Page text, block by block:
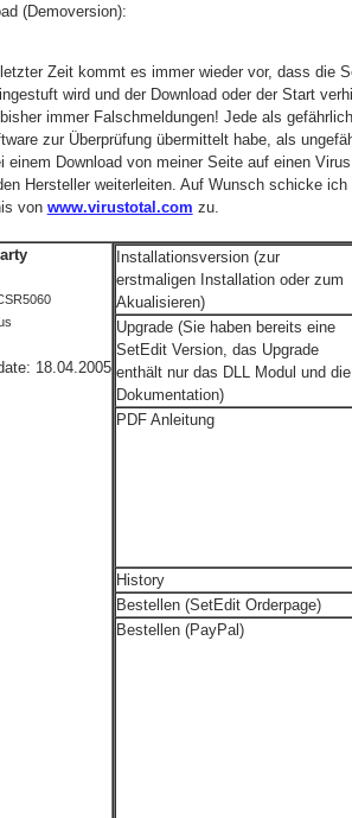
(Demoversion):
Zeit kommt es immer wieder vor, dass die
wird und der Download oder der Start
immer Falschmeldungen! Jede als
zur Überprüfung übermittelt habe, als
einem Download von meiner Seite auf einen
Hersteller weiterleiten. Auf Wunsch schicke
von www.virustotal.com zu.
18.04.2005
Installationsversion (zur
erstmaligen Installation oder zum
Akualisieren)
Upgrade (Sie haben bereits eine
SetEdit Version, das Upgrade
enthält nur das DLL Modul und die
Dokumentation)
PDF Anleitung
History
Bestellen (SetEdit Orderpage)
Bestellen (PayPal)